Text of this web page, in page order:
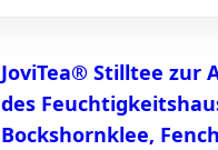
JoviTea® Stilltee zur
des
Bockshornklee,